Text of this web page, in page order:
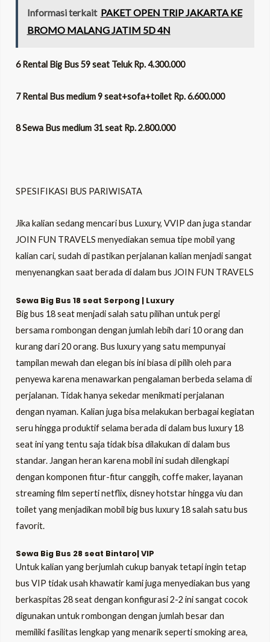
Informasi terkait PAKET OPEN TRIP JAKARTA KE
BROMO MALANG JATIM 5D 4N
6 Rental Big Bus 59 seat Teluk Rp. 4.300.000
7 Rental Bus medium 9 seat+sofa+toilet Rp. 6.600.000
8 Sewa Bus medium 31 seat Rp. 2.800.000
SPESIFIKASI BUS PARIWISATA
Jika kalian sedang mencari bus Luxury, VVIP dan juga standar
JOIN FUN TRAVELS menyediakan semua tipe mobil yang
kalian cari, sudah di pastikan perjalanan kalian menjadi sangat
menyenangkan saat berada di dalam bus JOIN FUN TRAVELS
Sewa Big Bus 18 seat Serpong | Luxury
Big bus 18 seat menjadi salah satu pilihan untuk pergi
bersama rombongan dengan jumlah lebih dari 10 orang dan
kurang dari 20 orang. Bus luxury yang satu mempunyai
tampilan mewah dan elegan bis ini biasa di pilih oleh para
penyewa karena menawarkan pengalaman berbeda selama di
perjalanan. Tidak hanya sekedar menikmati perjalanan
dengan nyaman. Kalian juga bisa melakukan berbagai kegiatan
seru hingga produktif selama berada di dalam bus luxury 18
seat ini yang tentu saja tidak bisa dilakukan di dalam bus
standar. Jangan heran karena mobil ini sudah dilengkapi
dengan komponen fitur-fitur canggih, coffe maker, layanan
streaming film seperti netflix, disney hotstar hingga viu dan
toilet yang menjadikan mobil big bus luxury 18 salah satu bus
favorit.
Sewa Big Bus 28 seat Bintaro| VIP
Untuk kalian yang berjumlah cukup banyak tetapi ingin tetap
bus VIP tidak usah khawatir kami juga menyediakan bus yang
berkaspitas 28 seat dengan konfigurasi 2-2 ini sangat cocok
digunakan untuk rombongan dengan jumlah besar dan
memiliki fasilitas lengkap yang menarik seperti smoking area,